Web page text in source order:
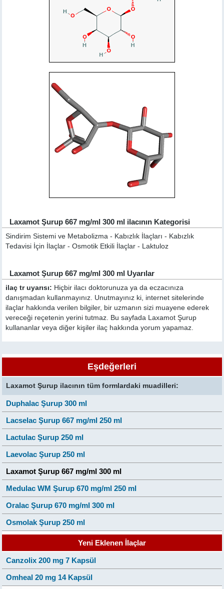
Laxamot Şurup 667 mg/ml 300 ml ilacının Kategorisi
Sindirim Sistemi ve Metabolizma - Kabızlık İlaçları - Kabızlık
Tedavisi İçin İlaçlar - Osmotik Etkili İlaçlar - Laktuloz
Laxamot Şurup 667 mg/ml 300 ml Uyarılar
ilaç tr uyarısı: Hiçbir ilacı doktorunuza ya da eczacınıza
danışmadan kullanmayınız. Unutmayınız ki, internet sitelerinde
ilaçlar hakkında verilen bilgiler, bir uzmanın sizi muayene ederek
vereceği reçetenin yerini tutmaz. Bu sayfada Laxamot Şurup
kullananlar veya diğer kişiler ilaç hakkında yorum yapamaz.
Eşdeğerleri
Laxamot Şurup ilacının tüm formlardaki muadilleri:
Duphalac Şurup 300 ml
Lacselac Şurup 667 mg/ml 250 ml
Lactulac Şurup 250 ml
Laevolac Şurup 250 ml
Laxamot Şurup 667 mg/ml 300 ml
Medulac WM Şurup 670 mg/ml 250 ml
Oralac Şurup 670 mg/ml 300 ml
Osmolak Şurup 250 ml
Yeni Eklenen İlaçlar
Canzolix 200 mg 7 Kapsül
Omheal 20 mg 14 Kapsül